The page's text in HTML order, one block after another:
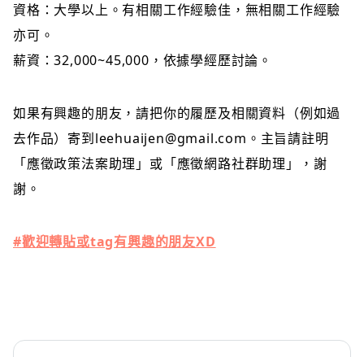
資格：大學以上。有相關工作經驗佳，無相關工作經驗
亦可。
薪資：32,000~45,000，依據學經歷討論。
如果有興趣的朋友，請把你的履歷及相關資料（例如過
去作品）寄到leehuaijen@gmail.com。主旨請註明
「應徵政策法案助理」或「應徵網路社群助理」，謝
謝。
#歡迎轉貼或tag有興趣的朋友XD